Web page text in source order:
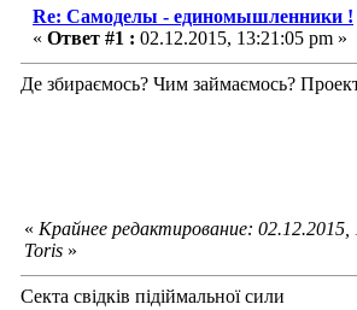
Re: Самоделы - единомышленники !
« Ответ #1 : 02.12.2015, 13:21:05 pm »
Де збираємось? Чим займаємось?
« Крайнее редактирование:
Toris »
Секта свідків підіймальної сили